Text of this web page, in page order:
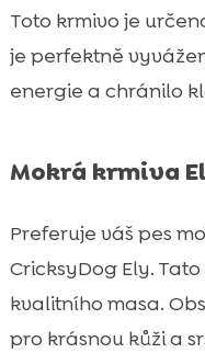
Toto krmivo je
je perfektně
energie a chránilo
Mokrá krmiva
Preferuje váš pes
CricksyDog Ely.
kvalitního masa.
pro krásnou kůži a